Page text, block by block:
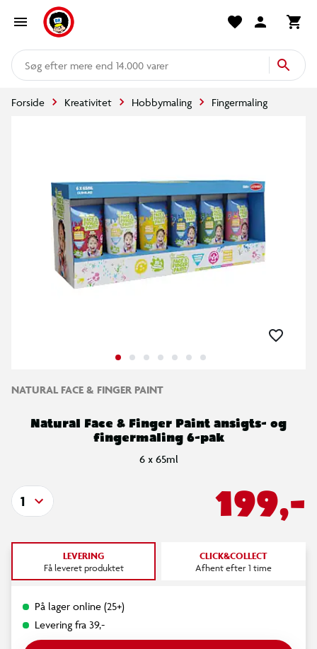
mere end 14.000 varer
Forside Kreativitet Hobbymaling Fingermaling
NATURAL FACE & FINGER PAINT
Natural Face & Finger Paint ansigts- og
fingermaling 6-pak
6 x 65ml
199,-
1
LEVERING
Få leveret produktet
CLICK&COLLECT
Afhent efter 1 time
På lager online (25+)
Levering fra 39,-